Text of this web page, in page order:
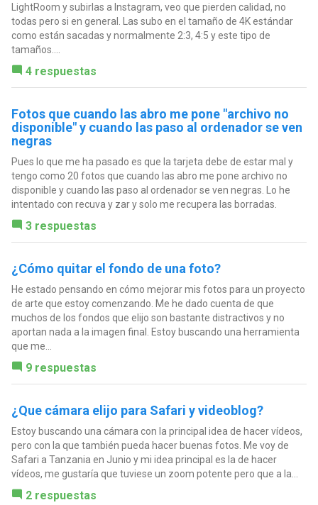
LightRoom y subirlas a Instagram, veo que pierden calidad, no
todas pero si en general. Las subo en el tamaño de 4K estándar
como están sacadas y normalmente 2:3, 4:5 y este tipo de
tamaños....
4 respuestas
Fotos que cuando las abro me pone "archivo no
disponible" y cuando las paso al ordenador se ven
negras
Pues lo que me ha pasado es que la tarjeta debe de estar mal y
tengo como 20 fotos que cuando las abro me pone archivo no
disponible y cuando las paso al ordenador se ven negras. Lo he
intentado con recuva y zar y solo me recupera las borradas.
3 respuestas
¿Cómo quitar el fondo de una foto?
He estado pensando en cómo mejorar mis fotos para un proyecto
de arte que estoy comenzando. Me he dado cuenta de que
muchos de los fondos que elijo son bastante distractivos y no
aportan nada a la imagen final. Estoy buscando una herramienta
que me...
9 respuestas
¿Que cámara elijo para Safari y videoblog?
Estoy buscando una cámara con la principal idea de hacer vídeos,
pero con la que también pueda hacer buenas fotos. Me voy de
Safari a Tanzania en Junio y mi idea principal es la de hacer
vídeos, me gustaría que tuviese un zoom potente pero que a la...
2 respuestas